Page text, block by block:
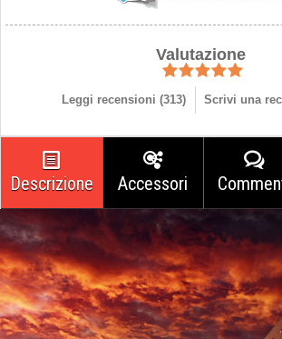
Valutazione
Leggi recensioni (313) Scrivi una
Descrizione Accessori